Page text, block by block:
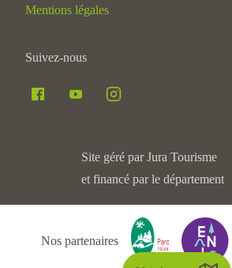
Mentions légales
Suivez-nous
Site géré par Jura Tourisme
et financé par le département
Nos partenaires